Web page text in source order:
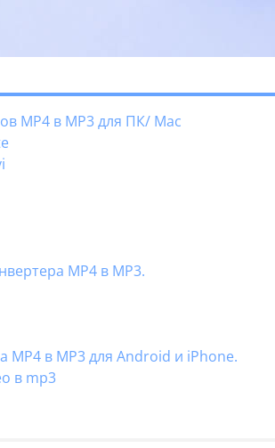
MP4 в MP3 для ПК/ Mac
MP4 в MP3.
MP4 в MP3 для Android и iPhone.
в mp3